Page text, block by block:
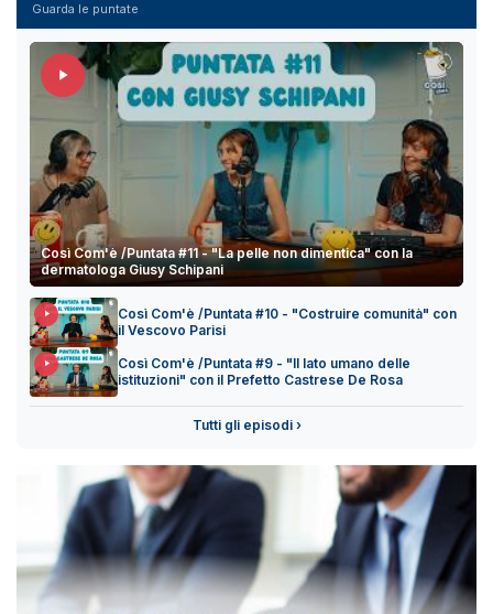
Guarda le puntate
Così Com'è /Puntata #11 - "La pelle non dimentica" con la
dermatologa Giusy Schipani
Così Com'è /Puntata #10 - "Costruire comunità" con
il Vescovo Parisi
Così Com'è /Puntata #9 - "Il lato umano delle
istituzioni" con il Prefetto Castrese De Rosa
Tutti gli episodi ›